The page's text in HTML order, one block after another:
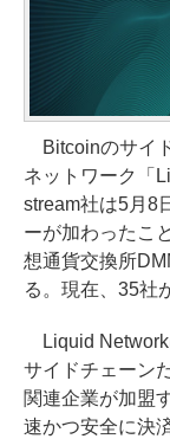
Bitcoinのサイ
ネットワーク「
stream社は5月8
ーが加わったこ
想通貨交換所
る。現在、35社
Liquid Network
サイドチェーン
関連企業が加盟
速かつ安全に決